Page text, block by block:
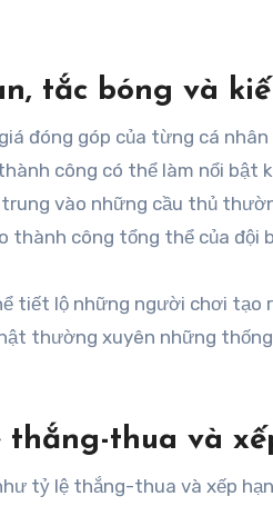
tắc bóng và
đóng góp của từng cá
công có thể làm nổi bật
vào những cầu thủ
thành công tổng thể của đội
tiết lộ những người chơi tạo
thường xuyên những
thua và
tỷ lệ thắng-thua và xếp